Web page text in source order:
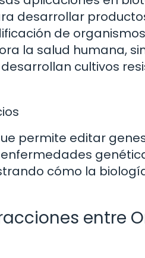
desarrollar
de
la salud humana,
cultivos
permite editar
cómo la
entre